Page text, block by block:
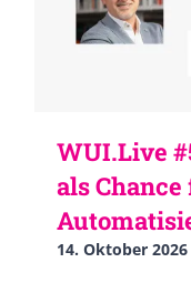
WUI.Live
als
14. Oktober